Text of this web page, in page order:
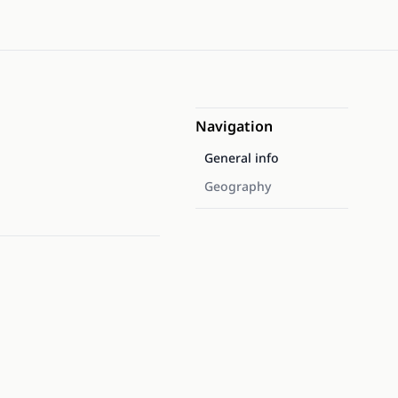
Navigation
General info
Geography